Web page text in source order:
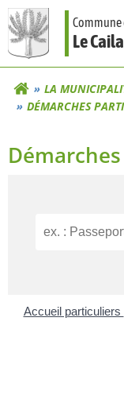
Aller
au
contenu
Commune
Le
LA
DÉMARCHES
Accueil particuliers